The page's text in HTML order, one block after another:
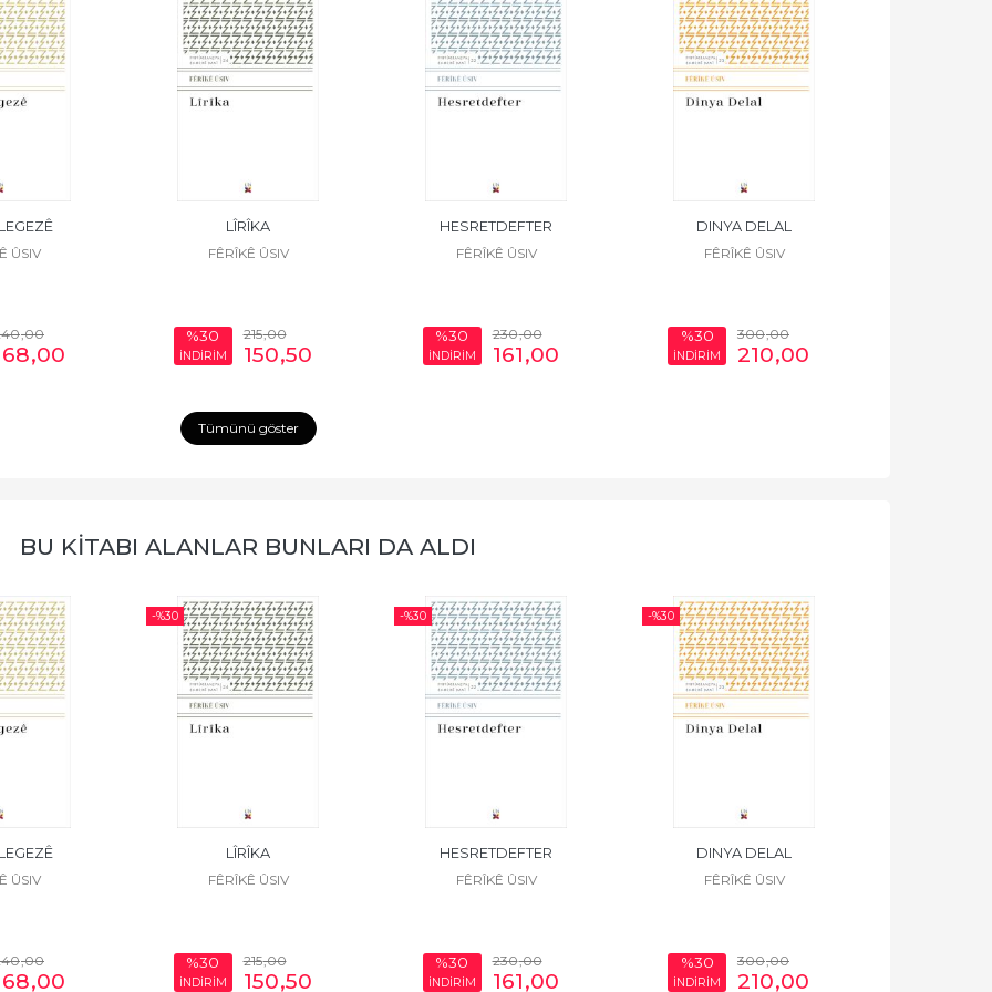
ÛSIV
,00
,00
LÎRÎKA
FÊRÎKÊ ÛSIV
%30
İNDİRİM
215,00
150,50
HESRETDEFTER
FÊRÎKÊ ÛSIV
%30
İNDİRİM
230,00
161,00
DINYA DELAL
FÊRÎKÊ ÛSIV
%30
İNDİRİM
300,00
210,00
Tümünü göster
BU KİTABI ALANLAR BUNLARI DA ALDI
ÛSIV
,00
,00
-%30
LÎRÎKA
FÊRÎKÊ ÛSIV
%30
İNDİRİM
215,00
150,50
-%30
HESRETDEFTER
FÊRÎKÊ ÛSIV
%30
İNDİRİM
230,00
161,00
-%30
DINYA DELAL
FÊRÎKÊ ÛSIV
%30
İNDİRİM
300,00
210,00